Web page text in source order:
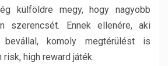
külföldre megy, hogy nagyobb
szerencsét. Ennek ellenére, aki
bevállal, komoly megtérülést is
high reward játék.